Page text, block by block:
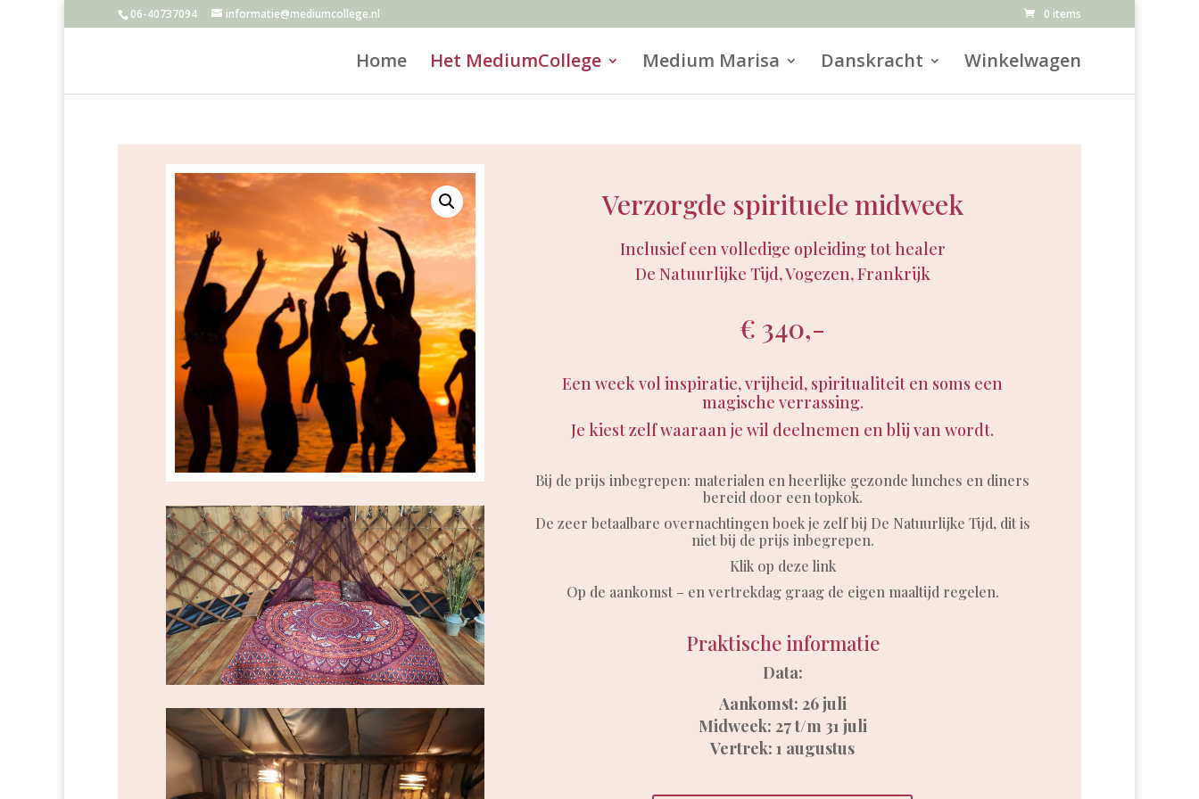
06-40737094 informatie@mediumcollege.nl 0 items
Home Het MediumCollege Medium Marisa Danskracht Winkelwagen
Verzorgde spirituele midweek
Inclusief een volledige opleiding tot healer
De Natuurlijke Tijd, Vogezen, Frankrijk
€ 340,-
Een week vol inspiratie, vrijheid, spiritualiteit en soms een
magische verrassing.
Je kiest zelf waaraan je wil deelnemen en blij van wordt.
Bij de prijs inbegrepen: materialen en heerlijke gezonde lunches en diners
bereid door een topkok.
De zeer betaalbare overnachtingen boek je zelf bij De Natuurlijke Tijd, dit is
niet bij de prijs inbegrepen.
Klik op deze link
Op de aankomst – en vertrekdag graag de eigen maaltijd regelen.
Praktische informatie
Data:
Aankomst: 26 juli
Midweek: 27 t/m 31 juli
Vertrek: 1 augustus